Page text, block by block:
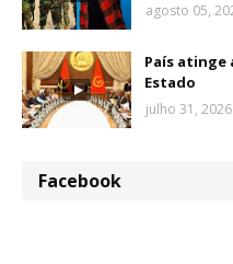
agosto 05,
País atinge
Estado
julho 31, 2026
Facebook